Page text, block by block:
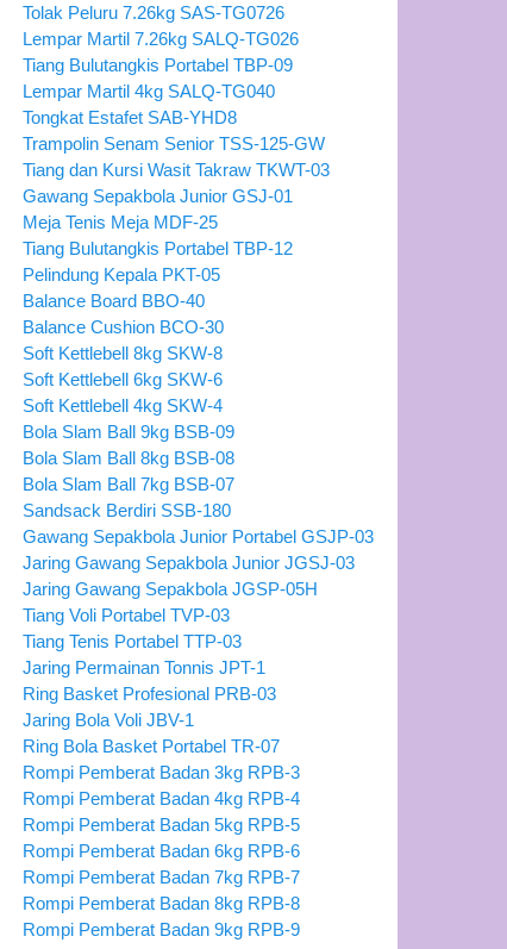
Tolak Peluru 7.26kg SAS-TG0726
Lempar Martil 7.26kg SALQ-TG026
Tiang Bulutangkis Portabel TBP-09
Lempar Martil 4kg SALQ-TG040
Tongkat Estafet SAB-YHD8
Trampolin Senam Senior TSS-125-GW
Tiang dan Kursi Wasit Takraw TKWT-03
Gawang Sepakbola Junior GSJ-01
Meja Tenis Meja MDF-25
Tiang Bulutangkis Portabel TBP-12
Pelindung Kepala PKT-05
Balance Board BBO-40
Balance Cushion BCO-30
Soft Kettlebell 8kg SKW-8
Soft Kettlebell 6kg SKW-6
Soft Kettlebell 4kg SKW-4
Bola Slam Ball 9kg BSB-09
Bola Slam Ball 8kg BSB-08
Bola Slam Ball 7kg BSB-07
Sandsack Berdiri SSB-180
Gawang Sepakbola Junior Portabel GSJP-03
Jaring Gawang Sepakbola Junior JGSJ-03
Jaring Gawang Sepakbola JGSP-05H
Tiang Voli Portabel TVP-03
Tiang Tenis Portabel TTP-03
Jaring Permainan Tonnis JPT-1
Ring Basket Profesional PRB-03
Jaring Bola Voli JBV-1
Ring Bola Basket Portabel TR-07
Rompi Pemberat Badan 3kg RPB-3
Rompi Pemberat Badan 4kg RPB-4
Rompi Pemberat Badan 5kg RPB-5
Rompi Pemberat Badan 6kg RPB-6
Rompi Pemberat Badan 7kg RPB-7
Rompi Pemberat Badan 8kg RPB-8
Rompi Pemberat Badan 9kg RPB-9